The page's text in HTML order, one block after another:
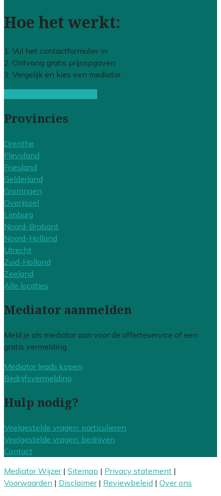
Hoe het werkt:
1. Vul het contactformulier in
2. Ontvang gratis prijsopgaven
3. Vergelijk en kies een mediator
Provincies
Drenthe
Flevoland
Friesland
Gelderland
Groningen
Overijssel
Limburg
Noord-Brabant
Noord-Holland
Utrecht
Zuid-Holland
Zeeland
Alle locaties
Mediator aanmelden
Meld je als mediator aan voor de offerteservice of een
gratis vermelding.
Mediator leads kopen
Bedrijfsvermelding
Hulp nodig?
Veelgestelde vragen: particulieren
Veelgestelde vragen: bedrijven
Contact
Mediator Wijzer| Sitemap | Privacy statement |
Voorwaarden | Disclaimer| Reviewbeleid | Over ons